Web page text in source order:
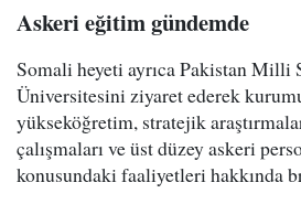
Askeri eğitim gündemde
Somali heyeti ayrıca Pakistan Milli
Üniversitesini ziyaret ederek
yükseköğretim, stratejik
çalışmaları ve üst düzey askeri
konusundaki faaliyetleri hakkında